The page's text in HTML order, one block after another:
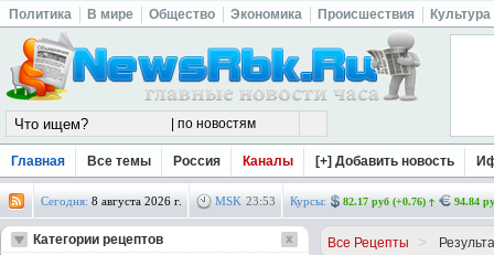
Политика В мире Общество Экономика Происшествия Культура
Главная Все темы Россия Каналы [+] Добавить новость
Сегодня: 8 августа 2026 г. MSK 23:53 Курсы: 82.17 руб (+0.76) 94.84
Все Рецепты >
Категории рецептов